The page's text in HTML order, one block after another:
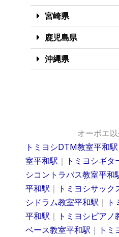
宮崎県
鹿児島県
沖縄県
オーボエ
トミヨシDTM教室平和駅
室平和駅 ｜ トミヨシギタ
シコントラバス教室平和
平和駅 ｜ トミヨシサック
シドラム教室平和駅 ｜ ト
平和駅 ｜ トミヨシピアノ
ベース教室平和駅 ｜ トミ